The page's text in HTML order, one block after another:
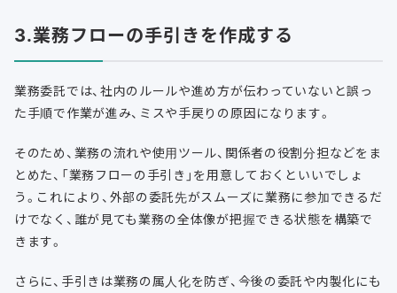
3.業務フローの手引きを作成する
業務委託では、社内のルールや進め方が伝わっていないと誤っ
た手順で作業が進み、ミスや手戻りの原因になります。
そのため、業務の流れや使用ツール、関係者の役割分担などをま
とめた、「業務フローの手引き」を用意しておくといいでしょ
う。これにより、外部の委託先がスムーズに業務に参加できるだ
けでなく、誰が見ても業務の全体像が把握できる状態を構築で
きます。
さらに、手引きは業務の属人化を防ぎ、今後の委託や内製化にも